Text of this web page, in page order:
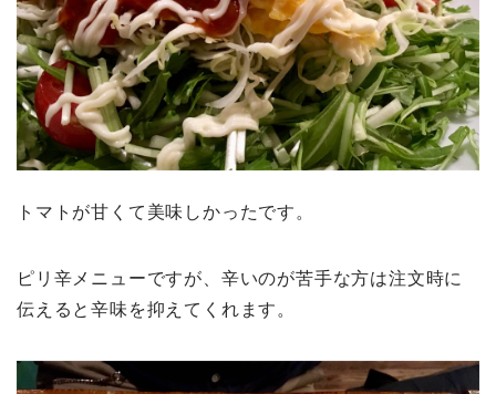
トマトが甘くて美味しかったです。
ピリ辛メニューですが、辛いのが苦手な方は注文時に
伝えると辛味を抑えてくれます。